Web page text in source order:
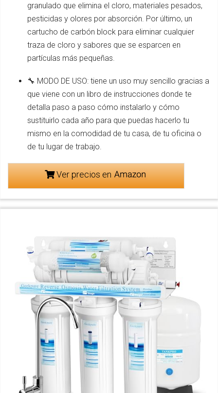
granulado que elimina el cloro, materiales pesados,
pesticidas y olores por absorción. Por último, un
cartucho de carbón block para eliminar cualquier
traza de cloro y sabores que se esparcen en
partículas más pequeñas.
🔧 MODO DE USO: tiene un uso muy sencillo gracias a
que viene con un libro de instrucciones donde te
detalla paso a paso cómo instalarlo y cómo
sustituirlo cada año para que puedas hacerlo tu
mismo en la comodidad de tu casa, de tu oficina o
de tu lugar de trabajo.
Ver precios en